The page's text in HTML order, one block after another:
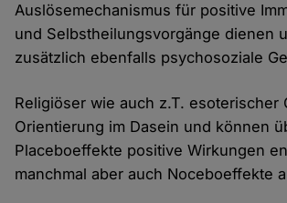
Auslösemechanismus für positive
und Selbstheilungsvorgänge dienen
zusätzlich ebenfalls psychosoziale
Religiöser wie auch z.T. esoterischer
Orientierung im Dasein und können
Placeboeffekte positive Wirkungen
manchmal aber auch Noceboeffekte